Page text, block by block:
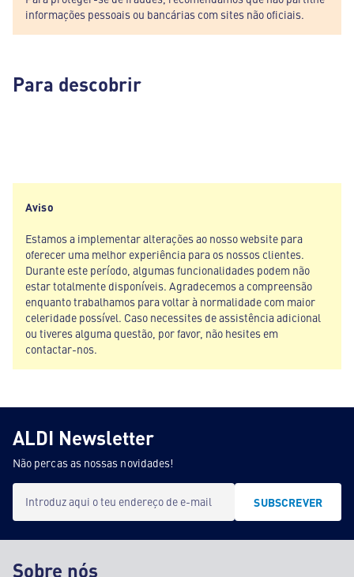
informações pessoais ou bancárias com sites não oficiais.
Para descobrir
Aviso
Estamos a implementar alterações ao nosso website para
oferecer uma melhor experiência para os nossos clientes.
Durante este período, algumas funcionalidades podem não
estar totalmente disponíveis. Agradecemos a compreensão
enquanto trabalhamos para voltar à normalidade com maior
celeridade possível. Caso necessites de assistência adicional
ou tiveres alguma questão, por favor, não hesites em
contactar-nos.
ALDI Newsletter
Não percas as nossas novidades!
Introduz aqui o teu endereço de e-mail SUBSCREVER
Sobre nós